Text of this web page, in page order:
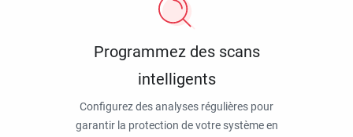
Programmez des scans
intelligents
Configurez des analyses régulières pour
garantir la protection de votre système en